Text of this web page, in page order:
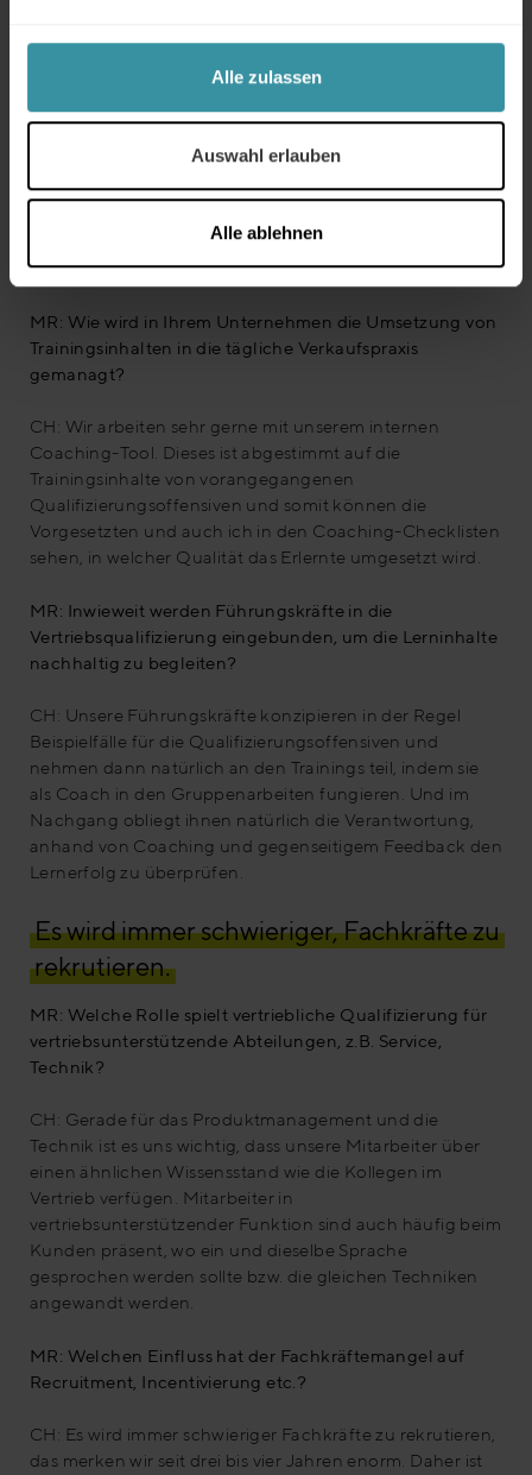
Alle zulassen
Auswahl erlauben
Alle ablehnen
Qualifizierungsprojekte?
Mitarbeiterqualifizierung nicht ernst nehmen. Bei uns
liegt es ganz klar in der Pflicht der Vorgesetzten, den
auf den Prüfstand zu stellen. Wenn dies nicht geschieht,
verpufft der Lerneffekt oftmals schnell.
MR: Wie wird in Ihrem Unternehmen die Umsetzung von
Trainingsinhalten in die tägliche Verkaufspraxis
gemanagt?
CH: Wir arbeiten sehr gerne mit unserem internen
Coaching-Tool. Dieses ist abgestimmt auf die
Trainingsinhalte von vorangegangenen
Qualifizierungsoffensiven und somit können die
Vorgesetzten und auch ich in den Coaching-Checklisten
sehen, in welcher Qualität das Erlernte umgesetzt wird.
MR: Inwieweit werden Führungskräfte in die
Vertriebsqualifizierung eingebunden, um die Lerninhalte
nachhaltig zu begleiten?
CH: Unsere Führungskräfte konzipieren in der Regel
Beispielfälle für die Qualifizierungsoffensiven und
nehmen dann natürlich an den Trainings teil, indem sie
als Coach in den Gruppenarbeiten fungieren. Und im
Nachgang obliegt ihnen natürlich die Verantwortung,
anhand von Coaching und gegenseitigem Feedback den
Lernerfolg zu überprüfen.
Es wird immer schwieriger, Fachkräfte zu
rekrutieren.
MR: Welche Rolle spielt vertriebliche Qualifizierung für
vertriebsunterstützende Abteilungen, z.B. Service,
Technik?
CH: Gerade für das Produktmanagement und die
Technik ist es uns wichtig, dass unsere Mitarbeiter über
einen ähnlichen Wissensstand wie die Kollegen im
Vertrieb verfügen. Mitarbeiter in
vertriebsunterstützender Funktion sind auch häufig beim
Kunden präsent, wo ein und dieselbe Sprache
gesprochen werden sollte bzw. die gleichen Techniken
angewandt werden.
MR: Welchen Einfluss hat der Fachkräftemangel auf
Recruitment, Incentivierung etc.?
CH: Es wird immer schwieriger Fachkräfte zu rekrutieren,
das merken wir seit drei bis vier Jahren enorm. Daher ist